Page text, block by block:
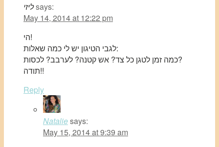
ליזיsays:
May 14, 2014 at 12:22 pm
הי!
לגבי הטיגון יש לי כמה שאלות:
כמה זמן לטגן כל צד? אש קטנה? לערבב? לכסות?
תודה!!
Reply
Nataliesays:
May 15, 2014 at 9:39 am